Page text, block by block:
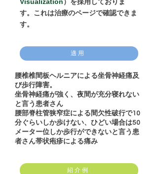
す。これは治療のページで確認できま
す。
適用
腰椎椎間板ヘルニアによる坐骨神経痛及
び歩行障害。
坐骨神経痛が強く、夜間が充分寝れない
と言う患者さん
腰部脊柱管狭窄症による間欠性破行で10
分ぐらいしか歩けない、ひどい場合は50
メーター位しか歩行ができないと言う患
者さん帯状疱疹による痛み
紹介例